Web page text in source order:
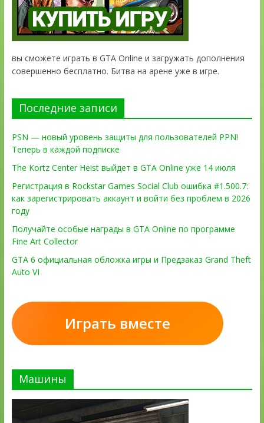
вы сможете играть в GTA Online и загружать дополнения
совершенно бесплатно. Битва на арене уже в игре.
Последние записи
PSN — новый уровень защиты для пользователей PPN!
Теперь в каждой подписке
The Kortz Center Heist выйдет в GTA Online уже 14 июля
Регистрация в Rockstar Games Social Club ошибка #1.500.7:
как зарегистрировать аккаунт и войти без проблем в 2026
году
Получайте особые награды в GTA Online по программе
Fine Art Collector
GTA 6 официальная обложка игры и Предзаказ Grand Theft
Auto VI
Играть вместе
Машины